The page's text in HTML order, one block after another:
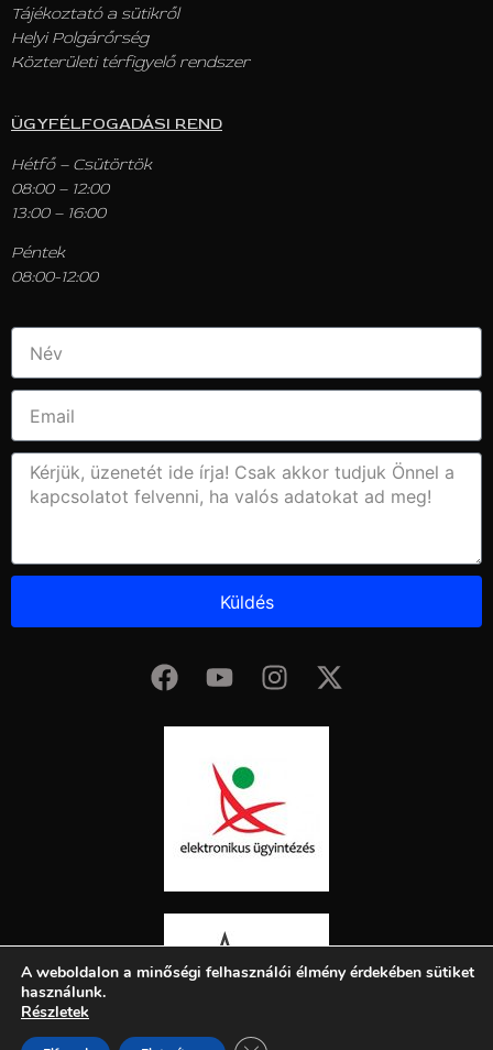
Tájékoztató a sütikről
Helyi Polgárőrség
Közterületi térfigyelő rendszer
ÜGYFÉLFOGADÁSI REND
Hétfő – Csütörtök
08:00 – 12:00
13:00 – 16:00
Péntek
08:00-12:00
Küldés
A weboldalon a minőségi felhasználói élmény érdekében sütiket
használunk.
Részletek